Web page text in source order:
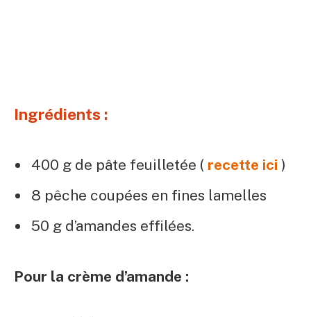
Ingrédients :
400 g de pâte feuilletée ( recette ici )
8 pêche coupées en fines lamelles
50 g d’amandes effilées.
Pour la crème d’amande :